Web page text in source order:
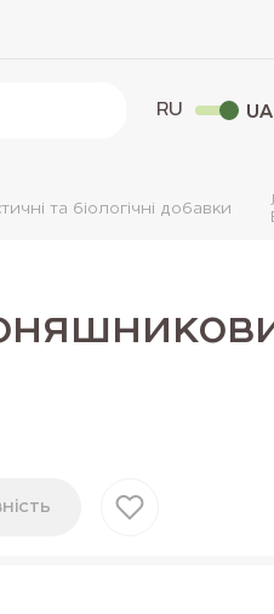
RU UA
та біологічні добавки